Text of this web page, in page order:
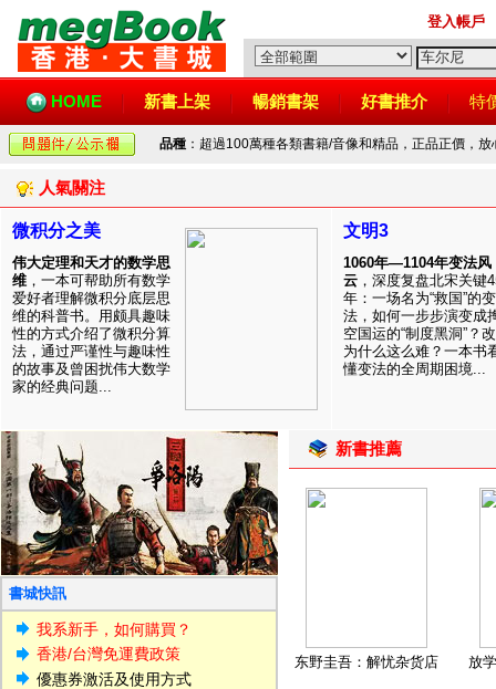
登入帳戶
HOME 新書上架 暢銷書架 好書推介 特
品種 ：超過100萬種各類書籍/音像和精品，正品正價，
人氣關注
微积分之美
伟大定理和天才的数学思
维 ，一本可帮助所有数学
爱好者理解微积分底层思
维的科普书。用颇具趣味
性的方式介绍了微积分算
法，通过严谨性与趣味性
的故事及曾困扰伟大数学
家的经典问题...
文明3
1060年—1104年变法风
云 ，深度复盘北宋关键
年：一场名为“救国”的变
法，如何一步步演变成
空国运的“制度黑洞”？
为什么这么难？一本书
懂变法的全周期困境...
書城快訊
我系新手，如何購買？
香港/台灣免運費政策
優惠券激活及使用方式
新書推薦
东野圭吾：解忧杂货店 放